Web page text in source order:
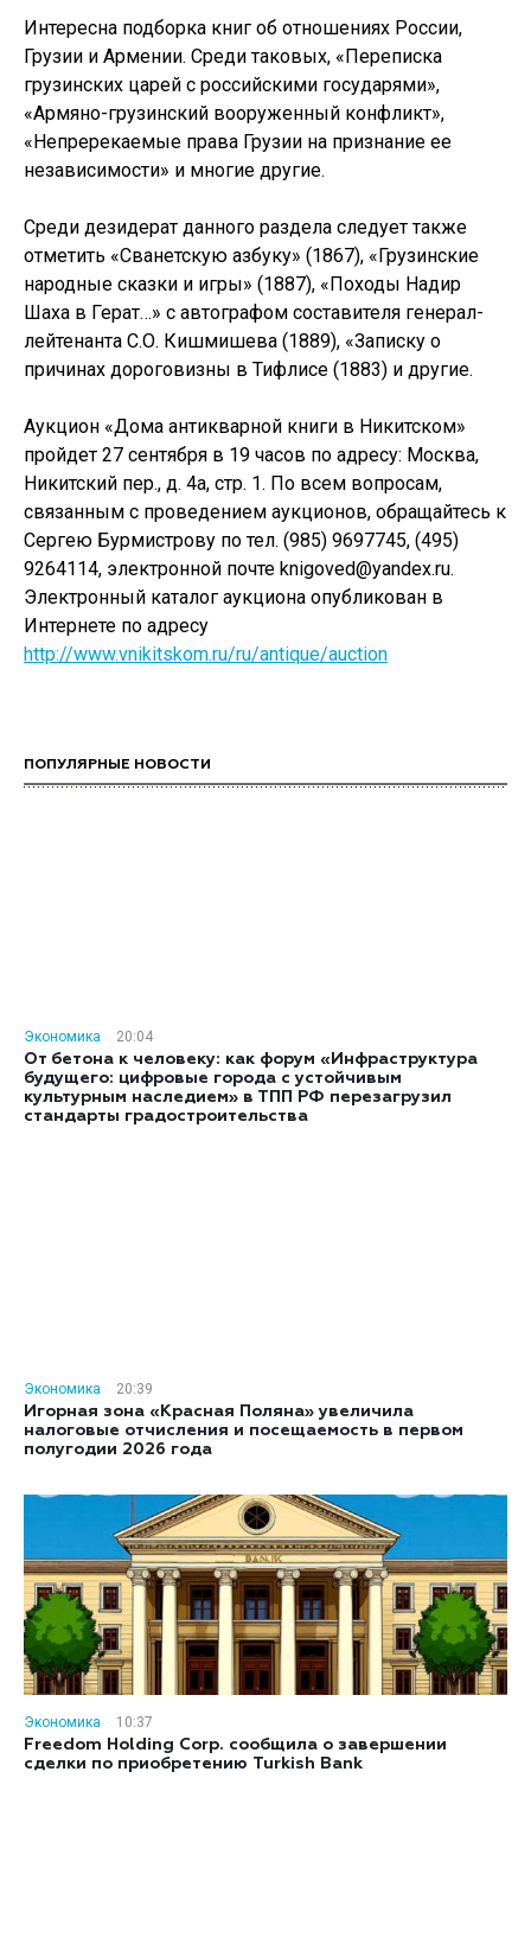
Интересна подборка книг об отношениях России,
Грузии и Армении. Среди таковых, «Переписка
грузинских царей с российскими государями»,
«Армяно-грузинский вооруженный конфликт»,
«Непререкаемые права Грузии на признание ее
независимости» и многие другие.
Среди дезидерат данного раздела следует также
отметить «Сванетскую азбуку» (1867), «Грузинские
народные сказки и игры» (1887), «Походы Надир
Шаха в Герат…» с автографом составителя генерал-
лейтенанта С.О. Кишмишева (1889), «Записку о
причинах дороговизны в Тифлисе (1883) и другие.
Аукцион «Дома антикварной книги в Никитском»
пройдет 27 сентября в 19 часов по адресу: Москва,
Никитский пер., д. 4а, стр. 1. По всем вопросам,
связанным с проведением аукционов, обращайтесь к
Сергею Бурмистрову по тел. (985) 9697745, (495)
9264114, электронной почте knigoved@yandex.ru.
Электронный каталог аукциона опубликован в
Интернете по адресу
http://www.vnikitskom.ru/ru/antique/auction
ПОПУЛЯРНЫЕ НОВОСТИ
Экономика
20:04
От бетона к человеку: как форум «Инфраструктура
будущего: цифровые города с устойчивым
культурным наследием» в ТПП РФ перезагрузил
стандарты градостроительства
Экономика
20:39
Игорная зона «Красная Поляна» увеличила
налоговые отчисления и посещаемость в первом
полугодии 2026 года
Экономика
10:37
Freedom Holding Corp. сообщила о завершении
сделки по приобретению Turkish Bank